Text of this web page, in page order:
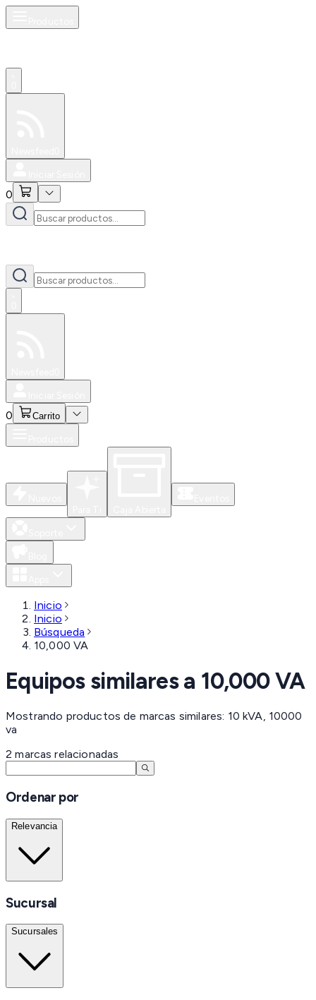
0
0 Carrito
Inicio
Inicio
Búsqueda
10,000 VA
Equipos similares a 10,000 VA
Mostrando productos de marcas similares: 10 kVA, 10000
va
2 marcas relacionadas
Ordenar por
Relevancia
Sucursal
Sucursales